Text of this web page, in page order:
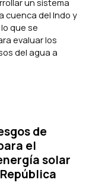
cuenca del Indo y
que se
evaluar los
del agua a
de
el
solar